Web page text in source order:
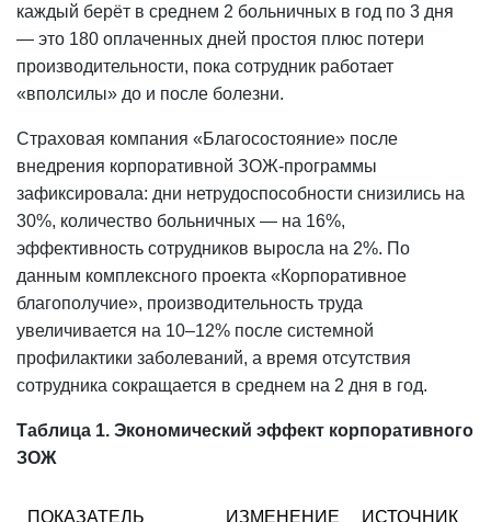
каждый берёт в среднем 2 больничных в год по 3 дня
— это 180 оплаченных дней простоя плюс потери
производительности, пока сотрудник работает
«вполсилы» до и после болезни.
Страховая компания «Благосостояние» после
внедрения корпоративной ЗОЖ-программы
зафиксировала: дни нетрудоспособности снизились на
30%, количество больничных — на 16%,
эффективность сотрудников выросла на 2%. По
данным комплексного проекта «Корпоративное
благополучие», производительность труда
увеличивается на 10–12% после системной
профилактики заболеваний, а время отсутствия
сотрудника сокращается в среднем на 2 дня в год.
Таблица 1. Экономический эффект корпоративного
ЗОЖ
ПОКАЗАТЕЛЬ ИЗМЕНЕНИЕ ИСТОЧНИК